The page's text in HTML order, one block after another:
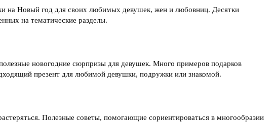
на Новый год для своих любимых девушек, жен и любовниц. Десятки
на тематические разделы.
новогодние сюрпризы для девушек. Много примеров подарков
презент для любимой девушки, подружки или знакомой.
Полезные советы, помогающие сориентироваться в многообразии